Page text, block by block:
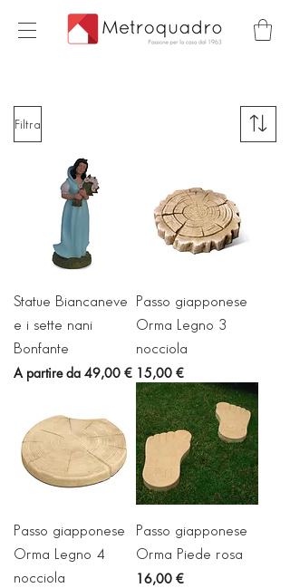
Filtra
Statue Biancaneve
e i sette nani
Bonfante
A partire da 49,00 €
Prezzo scontato
Passo giapponese
Orma Legno 3
nocciola
Prezzo
15,00 €
Passo giapponese
Orma Legno 4
nocciola
Passo giapponese
Orma Piede rosa
Prezzo
16,00 €